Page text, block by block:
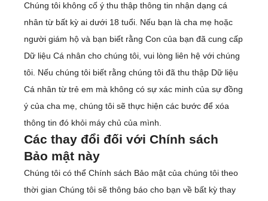
Chúng tôi không cố ý thu thập thông tin nhận dạng cá
nhân từ bất kỳ ai dưới 18 tuổi. Nếu bạn là cha mẹ hoặc
người giám hộ và bạn biết rằng Con của bạn đã cung cấp
Dữ liệu Cá nhân cho chúng tôi, vui lòng liên hệ với chúng
tôi. Nếu chúng tôi biết rằng chúng tôi đã thu thập Dữ liệu
Cá nhân từ trẻ em mà không có sự xác minh của sự đồng
ý của cha mẹ, chúng tôi sẽ thực hiện các bước để xóa
thông tin đó khỏi máy chủ của mình.
Các thay đổi đối với Chính sách
Bảo mật này
Chúng tôi có thể Chính sách Bảo mật của chúng tôi theo
thời gian Chúng tôi sẽ thông báo cho bạn về bất kỳ thay